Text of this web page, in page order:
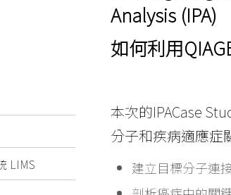
LIMS
Analysis (IPA)
如何利用
本次的IPACase
分子和疾病適應症
建立目標分子連